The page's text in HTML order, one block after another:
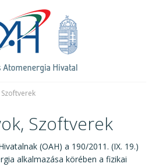
Szoftverek
(OAH) a 190/2011. (IX. 19.)
alkalmazása körében a fizikai